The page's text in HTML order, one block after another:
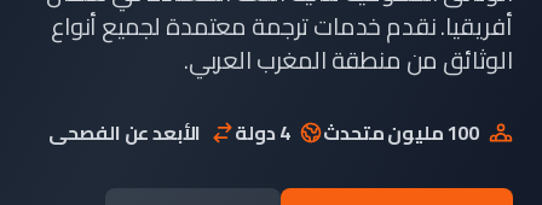
أفريقيا. نقدم خدمات ترجمة معتمدة لجميع أنواع
الوثائق من منطقة المغرب العربي.
100 مليون متحدث 4 دولة الأبعد عن الفصحى